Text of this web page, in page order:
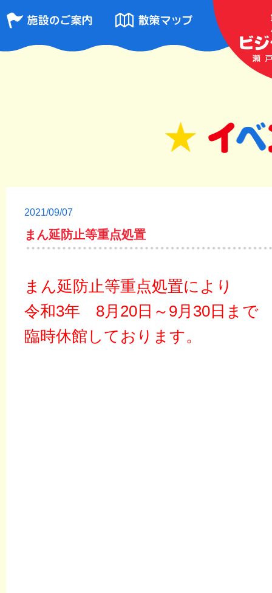
2021/09/07
まん延防止等重点処置
まん延防止等重点処置により
令和3年 8月20日～9月30日まで
臨時休館しております。